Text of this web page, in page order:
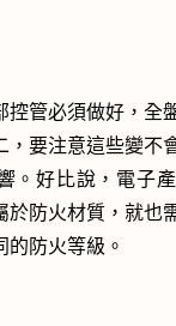
控管必須做好，全
，要注意這些變不
。好比說，電子
於防火材質，就也
的防火等級。